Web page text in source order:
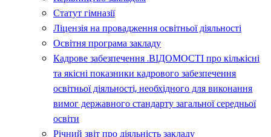
Статут гімназії
Ліцензія на провадження освітньої діяльності
Освітня програма закладу
Кадрове забезпечення .ВІДОМОСТІ про кількісні
та якісні показники кадрового забезпечення
освітньої діяльності, необхідного для виконання
вимог державного стандарту загальної середньої
освіти
Річний звіт про діяльність закладу